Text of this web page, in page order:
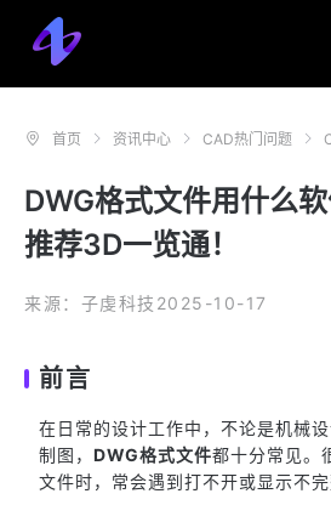
首页 资讯中心 CAD热门问题
DWG格式文件用什么
推荐3D一览通！
来源：子虔科技 2025-10-17
前言
在日常的设计工作中，不论是机械
制图， DWG格式文件都十分常见。
文件时，常会遇到打不开或显示不完